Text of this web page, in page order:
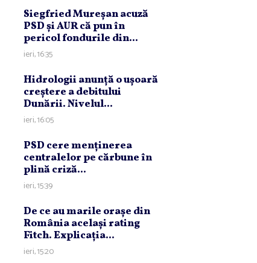
Siegfried Mureşan acuză
PSD şi AUR că pun în
pericol fondurile din...
ieri, 16:35
Hidrologii anunţă o uşoară
creştere a debitului
Dunării. Nivelul...
ieri, 16:05
PSD cere menţinerea
centralelor pe cărbune în
plină criză...
ieri, 15:39
De ce au marile oraşe din
România acelaşi rating
Fitch. Explicaţia...
ieri, 15:20